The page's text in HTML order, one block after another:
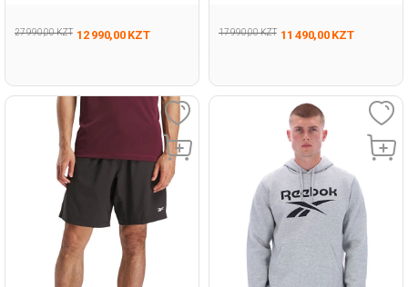
27 990,00 KZT 12 990,00 KZT 17 990,00 KZT 11 490,00 KZT